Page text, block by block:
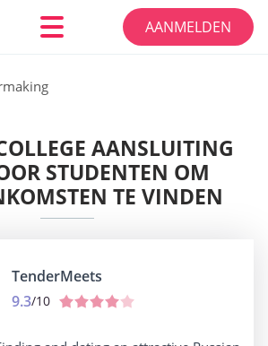
AANMELDEN
AANSLUITING
STUDENTEN OM
TE VINDEN
TenderMeets
9.3/10